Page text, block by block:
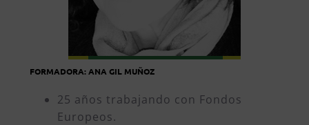
FORMADORA: ANA GIL MUÑOZ
25 años trabajando con Fondos
Europeos.